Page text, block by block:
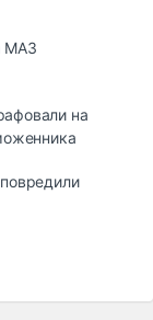
МАЗ
на